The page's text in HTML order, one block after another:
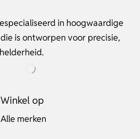
in hoogwaardige
is ontworpen voor precisie,
Winkel op
Alle merken